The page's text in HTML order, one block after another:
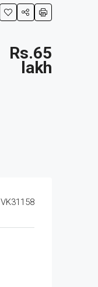
Rs.65
lakh
VK31158